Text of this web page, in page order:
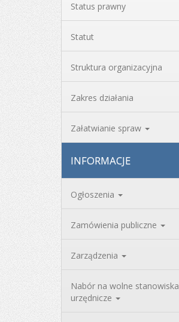
Status prawny
Statut
Struktura organizacyjna
Zakres działania
Załatwianie spraw
INFORMACJE
Ogłoszenia
Zamówienia publiczne
Zarządzenia
Nabór na wolne stanowiska
urzędnicze